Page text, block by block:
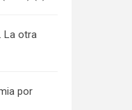
La otra
por